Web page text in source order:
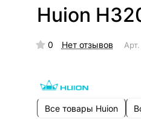
Huion
0 Нет отзывов Арт.
Все товары Huion